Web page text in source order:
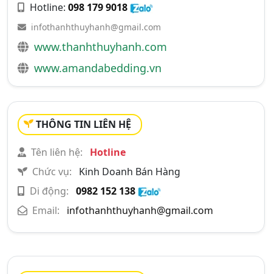
Hotline: 098 179 9018
infothanhthuyhanh@gmail.com
www.thanhthuyhanh.com
www.amandabedding.vn
THÔNG TIN LIÊN HỆ
Tên liên hệ:
Hotline
Chức vụ:
Kinh Doanh Bán Hàng
Di động: 0982 152 138
Email:
infothanhthuyhanh@gmail.com